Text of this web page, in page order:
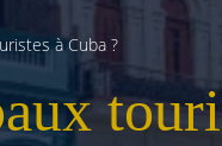
Afrique de l’Est
Afrique australe
à Cuba ?